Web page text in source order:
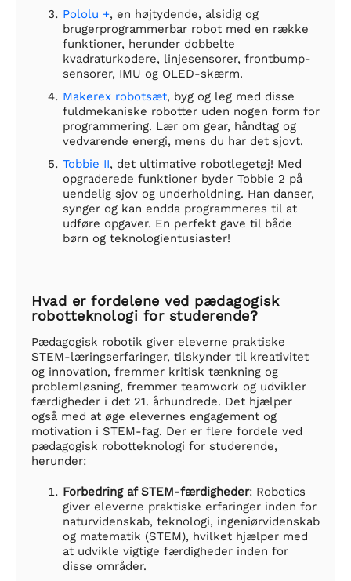
Pololu +, en højtydende, alsidig og
brugerprogrammerbar robot med en række
funktioner, herunder dobbelte
kvadraturkodere, linjesensorer, frontbump-
sensorer, IMU og OLED-skærm.
Makerex robotsæt, byg og leg med disse
fuldmekaniske robotter uden nogen form for
programmering. Lær om gear, håndtag og
vedvarende energi, mens du har det sjovt.
Tobbie II, det ultimative robotlegetøj! Med
opgraderede funktioner byder Tobbie 2 på
uendelig sjov og underholdning. Han danser,
synger og kan endda programmeres til at
udføre opgaver. En perfekt gave til både
børn og teknologientusiaster!
Hvad er fordelene ved pædagogisk
robotteknologi for studerende?
Pædagogisk robotik giver eleverne praktiske
STEM-læringserfaringer, tilskynder til kreativitet
og innovation, fremmer kritisk tænkning og
problemløsning, fremmer teamwork og udvikler
færdigheder i det 21. århundrede. Det hjælper
også med at øge elevernes engagement og
motivation i STEM-fag. Der er flere fordele ved
pædagogisk robotteknologi for studerende,
herunder:
Forbedring af STEM-færdigheder: Robotics
giver eleverne praktiske erfaringer inden for
naturvidenskab, teknologi, ingeniørvidenskab
og matematik (STEM), hvilket hjælper med
at udvikle vigtige færdigheder inden for
disse områder.